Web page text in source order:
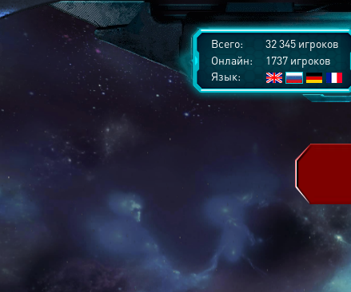
Всего:
32 345 игроков
Онлайн:
1737 игроков
Язык: